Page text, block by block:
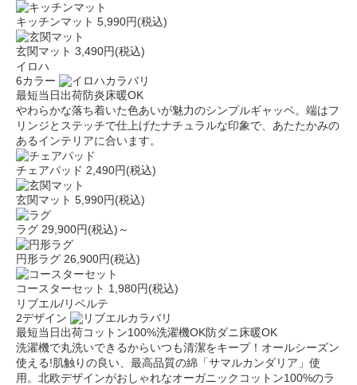
キッチンマット 5,990円(税込)
玄関マット 3,490円(税込)
イロハ
6カラー
最短当日出荷防炎床暖OK
やわらかな落ち着いた色あいが魅力のシンプルギャッベ。端はフ
リンジとステッチで仕上げたナチュラルな印象で、あたたかみの
あるインテリアに合います。
チェアパッド 2,490円(税込)
玄関マット 5,990円(税込)
ラグ 29,900円(税込)～
円形ラグ 26,900円(税込)
コースターセット 1,980円(税込)
リブエル/リベルテ
2デザイン
最短当日出荷コットン100%洗濯機OK防ダニ 床暖OK
洗濯機で丸洗いできるからいつも清潔をキープ！オールシーズン
使える!肌触りの良い、最高品質の綿「サマルカンダリア」使
用。北欧デザインがおしゃれなオーガニックコットン100%のラ